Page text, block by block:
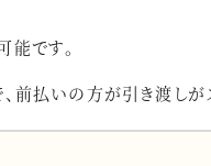
能です。
前払いの方が引き渡しが